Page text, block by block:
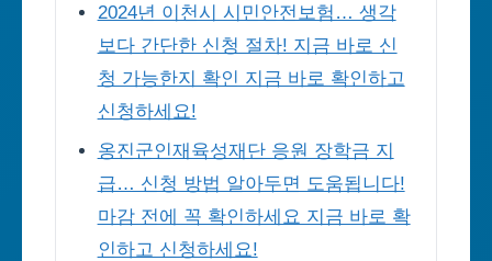
2024년 이천시 시민안전보험… 생각
보다 간단한 신청 절차! 지금 바로 신
청 가능한지 확인 지금 바로 확인하고
신청하세요!
옹진군인재육성재단 응원 장학금 지
급… 신청 방법 알아두면 도움됩니다!
마감 전에 꼭 확인하세요 지금 바로 확
인하고 신청하세요!